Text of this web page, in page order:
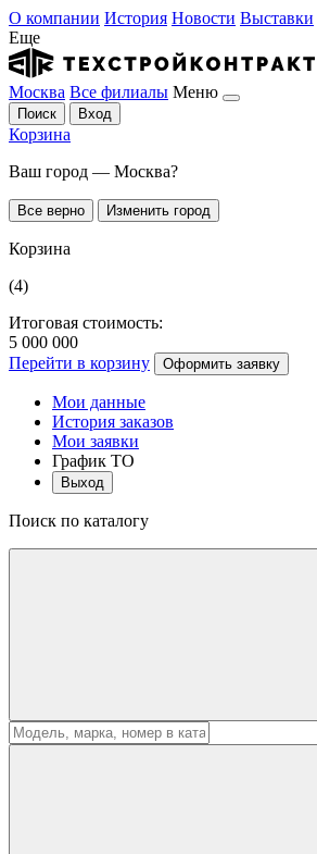
О компании История Новости Выставки
Еще
Москва Все филиалы Меню
Поиск Вход
Корзина
Ваш город — Москва?
Все верно Изменить город
Корзина
(4)
Итоговая стоимость:
5 000 000
Перейти в корзину
Оформить заявку
Мои данные
История заказов
Мои заявки
График ТО
Выход
Поиск по каталогу